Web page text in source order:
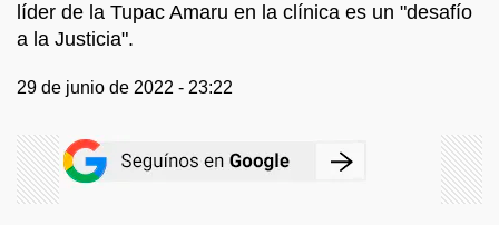
líder de la Tupac Amaru en la clínica es un "desafío
a la Justicia".
29 de junio de 2022 - 23:22